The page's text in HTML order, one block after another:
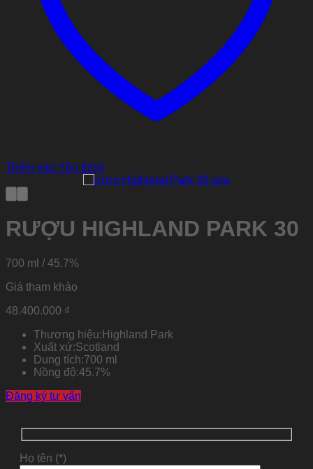
Thêm vào Yêu thích
RƯỢU HIGHLAND PARK 30
700 ml / 45.7%
Giá tham khảo
48.400.000 ₫
Thương hiệu: Highland Park
Xuất xứ:Scotland
Dung tích:700 ml
Nồng độ:45.7%
Đăng ký tư vấn
Họ tên (*)